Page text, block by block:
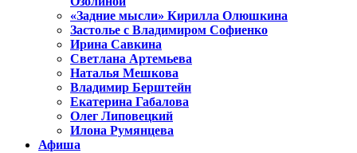
«Задние мысли» Кирилла Олюшкина
Застолье с Владимиром Софиенко
Ирина Савкина
Светлана Артемьева
Наталья Мешкова
Владимир Берштейн
Екатерина Габалова
Олег Липовецкий
Илона Румянцева
Афиша